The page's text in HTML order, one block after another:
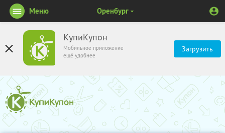
КупиКупон
Мобильное приложение
ещё удобнее
Загрузить
Меню Оренбург